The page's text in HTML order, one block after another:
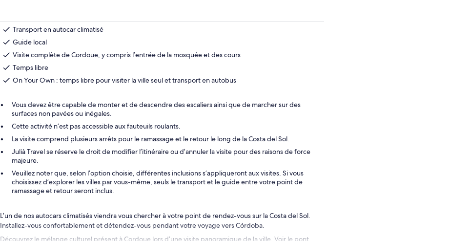
Transport en autocar climatisé
Guide local
Visite complète de Cordoue, y compris l’entrée de la mosquée et des cours
Temps libre
On Your Own : temps libre pour visiter la ville seul et transport en autobus
Vous devez être capable de monter et de descendre des escaliers ainsi que de marcher sur des
surfaces non pavées ou inégales.
Cette activité n’est pas accessible aux fauteuils roulants.
La visite comprend plusieurs arrêts pour le ramassage et le retour le long de la Costa del Sol.
Julià Travel se réserve le droit de modifier l’itinéraire ou d’annuler la visite pour des raisons de force
majeure.
Veuillez noter que, selon l’option choisie, différentes inclusions s’appliqueront aux visites. Si vous
choisissez d’explorer les villes par vous-même, seuls le transport et le guide entre votre point de
ramassage et retour seront inclus.
L’un de nos autocars climatisés viendra vous chercher à votre point de rendez-vous sur la Costa del Sol.
Installez-vous confortablement et détendez-vous pendant votre voyage vers Córdoba.